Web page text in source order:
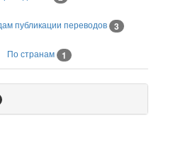
публикации переводов 3
По странам 1